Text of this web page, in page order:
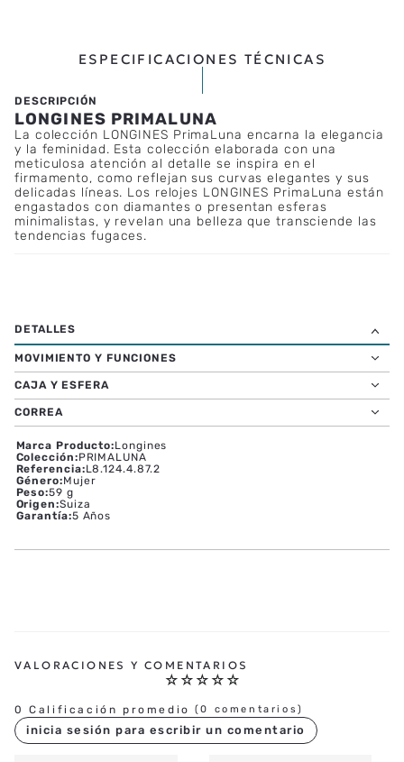
ESPECIFICACIONES TÉCNICAS
LONGINES PRIMALUNA
La colección LONGINES PrimaLuna encarna la elegancia
y la feminidad. Esta colección elaborada con una
meticulosa atención al detalle se inspira en el
firmamento, como reflejan sus curvas elegantes y sus
delicadas líneas. Los relojes LONGINES PrimaLuna están
engastados con diamantes o presentan esferas
minimalistas, y revelan una belleza que transciende las
tendencias fugaces.
MOVIMIENTO Y FUNCIONES
CAJA Y ESFERA
CORREA
Marca Producto:Longines
Colección:PRIMALUNA
Referencia:L8.124.4.87.2
Género:Mujer
Peso:59 g
Origen:Suiza
Garantía:5 Años
☆ ☆ ☆ ☆ ☆
0 Calificación promedio (0 comentarios)